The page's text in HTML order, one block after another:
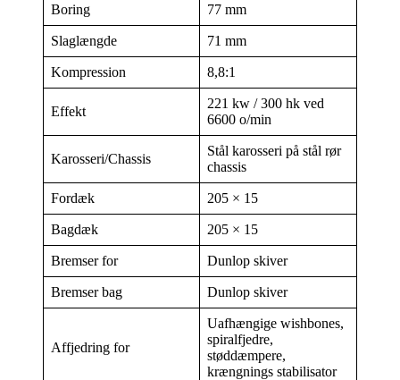
Boring 77 mm
Slaglængde 71 mm
Kompression 8,8:1
Effekt
221 kw / 300 hk ved
6600 o/min
Karosseri/Chassis
Stål karosseri på stål rør
chassis
Fordæk 205 × 15
Bagdæk 205 × 15
Bremser for Dunlop skiver
Bremser bag Dunlop skiver
Affjedring for
Uafhængige wishbones,
spiralfjedre,
støddæmpere,
krængnings stabilisator